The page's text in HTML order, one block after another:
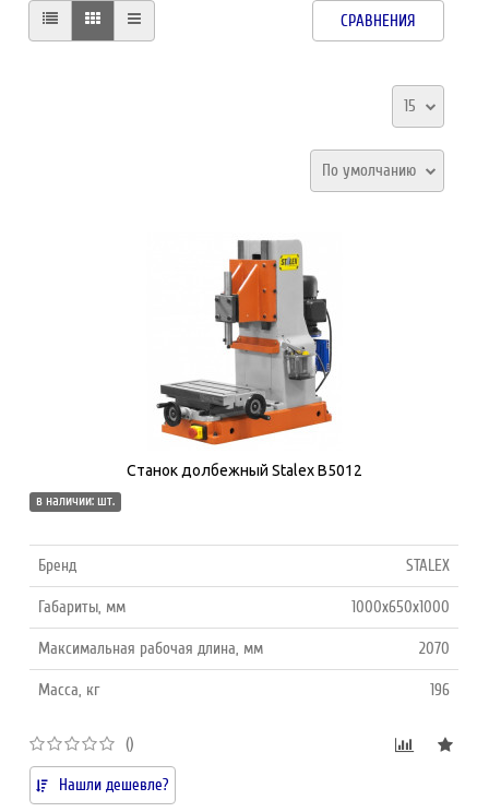
СРАВНЕНИЯ
15
По умолчанию
Станок долбежный Stalex B5012
в наличии: шт.
Бренд STALEX
Габариты, мм 1000x650x1000
Максимальная рабочая длина, мм 2070
Масса, кг 196
()
Нашли дешевле?